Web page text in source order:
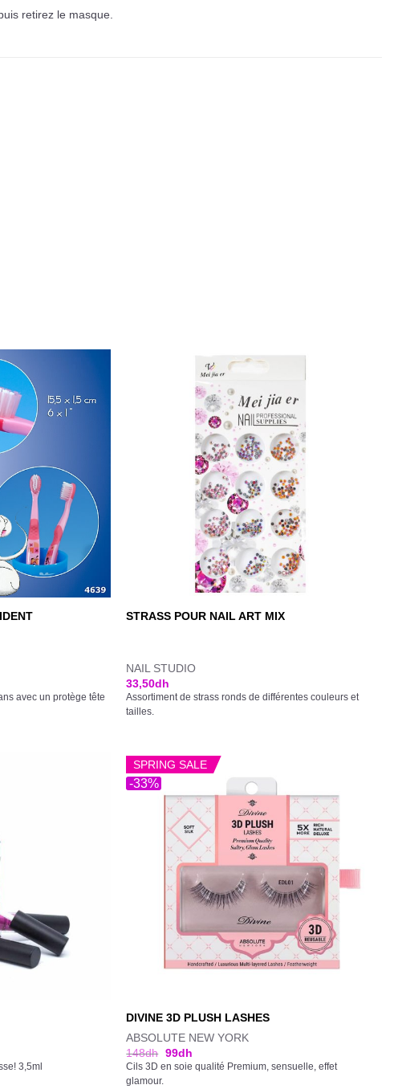
retirez le masque.
avec un protège tête
STRASS POUR NAIL ART MIX
NAIL STUDIO
33,50dh
Assortiment de strass ronds de différentes couleurs et
tailles.
3,5ml
-33%
SPRING SALE
DIVINE 3D PLUSH LASHES
ABSOLUTE NEW YORK
148dh 99dh
Cils 3D en soie qualité Premium, sensuelle, effet
glamour.